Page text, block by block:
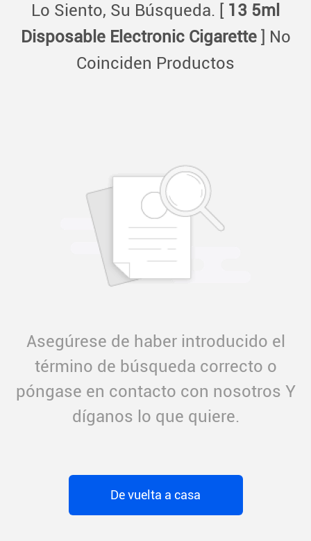
Lo Siento, Su Búsqueda. [ 13 5ml
Disposable Electronic Cigarette] No
Coinciden Productos
Asegúrese de haber introducido el
término de búsqueda correcto o
póngase en contacto con nosotros Y
díganos lo que quiere.
De vuelta a casa